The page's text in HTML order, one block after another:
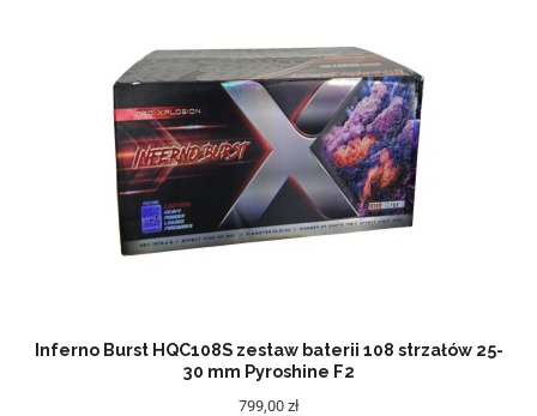
Inferno Burst HQC108S zestaw baterii 108 strzałów 25-
30 mm Pyroshine F2
799,00 zł